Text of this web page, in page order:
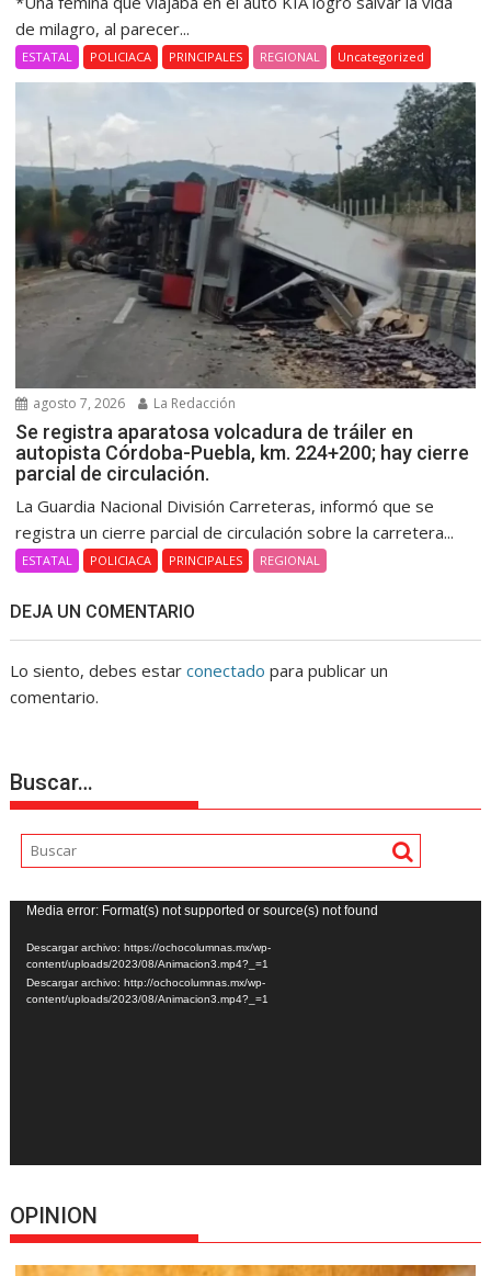
de milagro, al parecer...
ESTATAL POLICIACA PRINCIPALES REGIONAL Uncategorized
agosto 7, 2026 La Redacción
Se registra aparatosa volcadura de tráiler en
autopista Córdoba-Puebla, km. 224+200; hay cierre
parcial de circulación.
La Guardia Nacional División Carreteras, informó que se
registra un cierre parcial de circulación sobre la carretera...
ESTATAL POLICIACA PRINCIPALES REGIONAL
DEJA UN COMENTARIO
Lo siento, debes estarconectado para publicar un
comentario.
Buscar…
Reproductor
de
vídeo
Media error: Format(s) not supported or source(s) not found
Descargar archivo: https://ochocolumnas.mx/wp-
content/uploads/2023/08/Animacion3.mp4?_=1
Descargar archivo: http://ochocolumnas.mx/wp-
content/uploads/2023/08/Animacion3.mp4?_=1
OPINION